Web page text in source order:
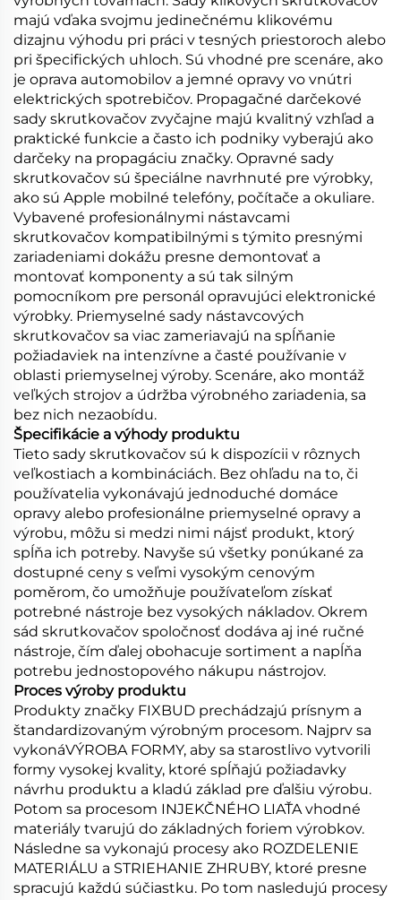
majú vďaka svojmu jedinečnému klikovému
dizajnu výhodu pri práci v tesných priestoroch alebo
pri špecifických uhloch. Sú vhodné pre scenáre, ako
je oprava automobilov a jemné opravy vo vnútri
elektrických spotrebičov. Propagačné darčekové
sady skrutkovačov zvyčajne majú kvalitný vzhľad a
praktické funkcie a často ich podniky vyberajú ako
darčeky na propagáciu značky. Opravné sady
skrutkovačov sú špeciálne navrhnuté pre výrobky,
ako sú Apple mobilné telefóny, počítače a okuliare.
Vybavené profesionálnymi nástavcami
skrutkovačov kompatibilnými s týmito presnými
zariadeniami dokážu presne demontovať a
montovať komponenty a sú tak silným
pomocníkom pre personál opravujúci elektronické
výrobky. Priemyselné sady nástavcových
skrutkovačov sa viac zameriavajú na spĺňanie
požiadaviek na intenzívne a časté používanie v
oblasti priemyselnej výroby. Scenáre, ako montáž
veľkých strojov a údržba výrobného zariadenia, sa
bez nich nezaobídu.
Špecifikácie a výhody produktu
Tieto sady skrutkovačov sú k dispozícii v rôznych
veľkostiach a kombináciách. Bez ohľadu na to, či
používatelia vykonávajú jednoduché domáce
opravy alebo profesionálne priemyselné opravy a
výrobu, môžu si medzi nimi nájsť produkt, ktorý
spĺňa ich potreby. Navyše sú všetky ponúkané za
dostupné ceny s veľmi vysokým cenovým
poměrom, čo umožňuje používateľom získať
potrebné nástroje bez vysokých nákladov. Okrem
sád skrutkovačov spoločnosť dodáva aj iné ručné
nástroje, čím ďalej obohacuje sortiment a napĺňa
potrebu jednostopového nákupu nástrojov.
Proces výroby produktu
Produkty značky FIXBUD prechádzajú prísnym a
štandardizovaným výrobným procesom. Najprv sa
vykonáVÝROBA FORMY, aby sa starostlivo vytvorili
formy vysokej kvality, ktoré spĺňajú požiadavky
návrhu produktu a kladú základ pre ďalšiu výrobu.
Potom sa procesom INJEKČNÉHO LIAŤA vhodné
materiály tvarujú do základných foriem výrobkov.
Následne sa vykonajú procesy ako ROZDELENIE
MATERIÁLU a STRIEHANIE ZHRUBY, ktoré presne
spracujú každú súčiastku. Po tom nasledujú procesy